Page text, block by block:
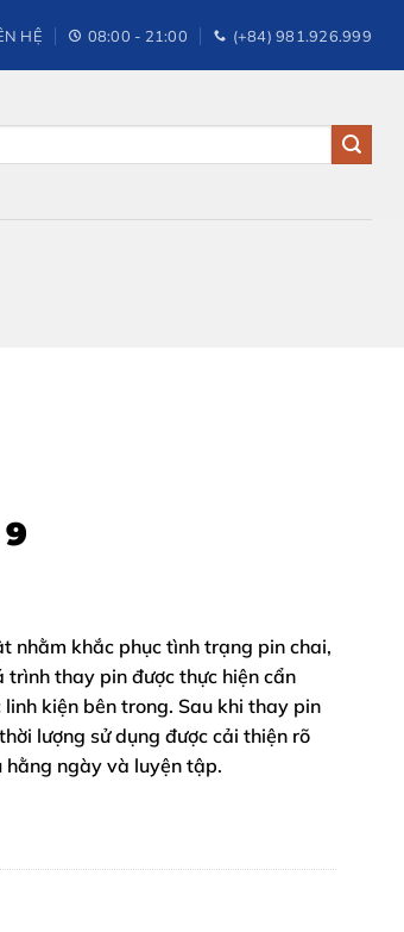
HỆ 08:00 - 21:00 (+84) 981.926.999
nhằm khắc phục tình trạng pin chai,
trình thay pin được thực hiện cẩn
kiện bên trong. Sau khi thay pin
lượng sử dụng được cải thiện rõ
hằng ngày và luyện tập.